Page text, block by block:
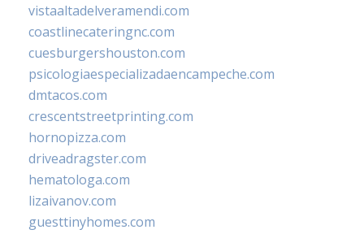
vistaaltadelveramendi.com
coastlinecateringnc.com
cuesburgershouston.com
psicologiaespecializadaencampeche.com
dmtacos.com
crescentstreetprinting.com
hornopizza.com
driveadragster.com
hematologa.com
lizaivanov.com
guesttinyhomes.com